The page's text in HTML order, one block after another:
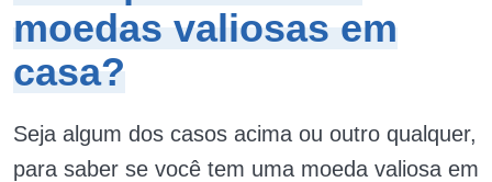
moedas valiosas em
casa?
Seja algum dos casos acima ou outro qualquer,
para saber se você tem uma moeda valiosa em